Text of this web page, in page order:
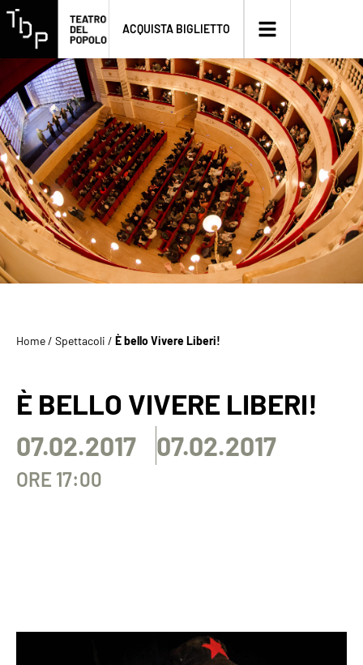
ACQUISTA BIGLIETTO
Home/ Spettacoli / È bello Vivere Liberi!
È BELLO VIVERE LIBERI!
07.02.2017 07.02.2017
ORE 17:00